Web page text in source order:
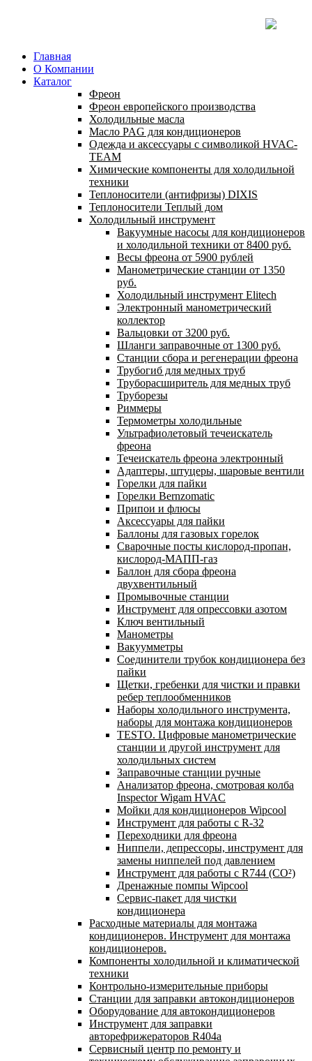
Главная
О Компании
Каталог
Фреон
Фреон европейского производства
Холодильные масла
Масло PAG для кондиционеров
Одежда и аксессуары с символикой HVAC-
TEAM
Химические компоненты для холодильной
техники
Теплоносители (антифризы) DIXIS
Теплоносители Теплый дом
Холодильный инструмент
Вакуумные насосы для кондиционеров
и холодильной техники от 8400 руб.
Весы фреона от 5900 рублей
Манометрические станции от 1350
руб.
Холодильный инструмент Elitech
Электронный манометрический
коллектор
Вальцовки от 3200 руб.
Шланги заправочные от 1300 руб.
Станции сбора и регенерации фреона
Трубогиб для медных труб
Труборасширитель для медных труб
Труборезы
Риммеры
Термометры холодильные
Ультрафиолетовый течеискатель
фреона
Течеискатель фреона электронный
Адаптеры, штуцеры, шаровые вентили
Горелки для пайки
Горелки Bernzomatic
Припои и флюсы
Аксессуары для пайки
Баллоны для газовых горелок
Сварочные посты кислород-пропан,
кислород-МАПП-газ
Баллон для сбора фреона
двухвентильный
Промывочные станции
Инструмент для опрессовки азотом
Ключ вентильный
Манометры
Вакуумметры
Соединители трубок кондиционера без
пайки
Щетки, гребенки для чистки и правки
ребер теплообменников
Наборы холодильного инструмента,
наборы для монтажа кондиционеров
TESTO. Цифровые манометрические
станции и другой инструмент для
холодильных систем
Заправочные станции ручные
Анализатор фреона, смотровая колба
Inspector Wigam HVAC
Мойки для кондиционеров Wipcool
Инструмент для работы с R-32
Переходники для фреона
Ниппели, депрессоры, инструмент для
замены ниппелей под давлением
Инструмент для работы с R744 (CO²)
Дренажные помпы Wipcool
Сервис-пакет для чистки
кондиционера
Расходные материалы для монтажа
кондиционеров. Инструмент для монтажа
кондиционеров.
Компоненты холодильной и климатической
техники
Контрольно-измерительные приборы
Станции для заправки автокондиционеров
Оборудование для автокондиционеров
Инструмент для заправки
авторефрижераторов R404a
Сервисный центр по ремонту и